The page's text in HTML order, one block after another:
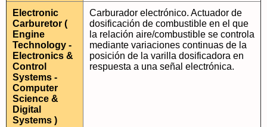
Electronic
Carburetor (
Engine
Technology -
Electronics &
Control
Systems -
Computer
Science &
Digital
Systems )
Carburador electrónico. Actuador de
dosificación de combustible en el que
la relación aire/combustible se controla
mediante variaciones continuas de la
posición de la varilla dosificadora en
respuesta a una señal electrónica.